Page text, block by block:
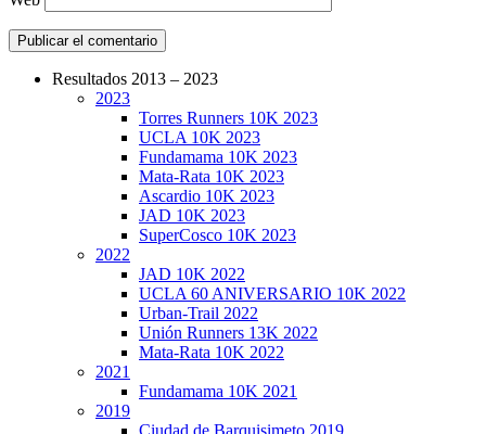
CarreraPro – Organización de eventos
deportivos
Resultados 2013 – 2023
2023
Torres Runners 10K 2023
UCLA 10K 2023
Fundamama 10K 2023
Mata-Rata 10K 2023
Ascardio 10K 2023
JAD 10K 2023
SuperCosco 10K 2023
2022
JAD 10K 2022
UCLA 60 ANIVERSARIO 10K 2022
Urban-Trail 2022
Unión Runners 13K 2022
Mata-Rata 10K 2022
2021
Fundamama 10K 2021
2019
Ciudad de Barquisimeto 2019